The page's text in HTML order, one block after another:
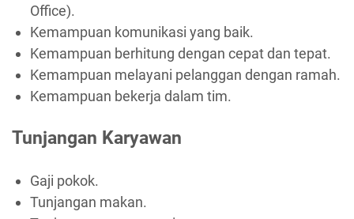
Office).
Kemampuan komunikasi yang baik.
Kemampuan berhitung dengan cepat dan tepat.
Kemampuan melayani pelanggan dengan ramah.
Kemampuan bekerja dalam tim.
Tunjangan Karyawan
Gaji pokok.
Tunjangan makan.